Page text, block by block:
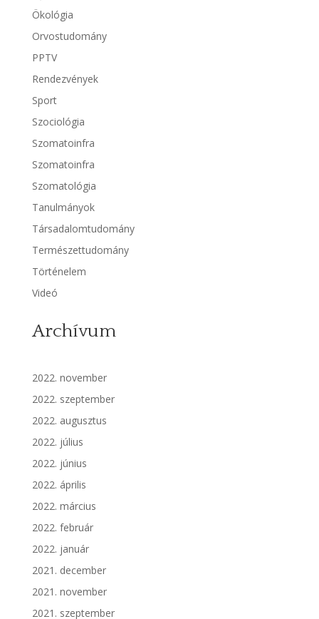
Ökológia
Orvostudomány
PPTV
Rendezvények
Sport
Szociológia
Szomatoinfra
Szomatoinfra
Szomatológia
Tanulmányok
Társadalomtudomány
Természettudomány
Történelem
Videó
Archívum
2022. november
2022. szeptember
2022. augusztus
2022. július
2022. június
2022. április
2022. március
2022. február
2022. január
2021. december
2021. november
2021. szeptember